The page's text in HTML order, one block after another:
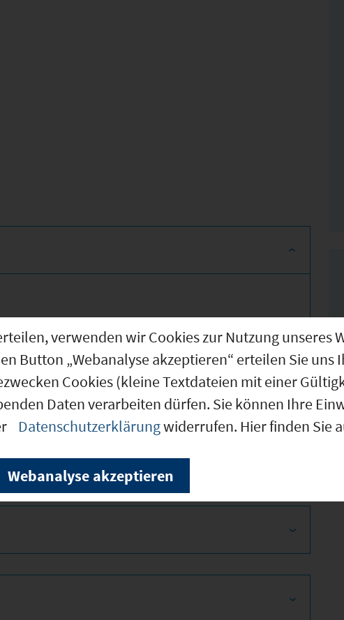
verwenden wir Cookies zur Nutzung unseres
Button „Webanalyse akzeptieren“ erteilen Sie uns
Cookies (kleine Textdateien mit einer
Daten verarbeiten dürfen. Sie können Ihre
Datenschutzerklärungwiderrufen. Hier finden Sie
Webanalyse akzeptieren